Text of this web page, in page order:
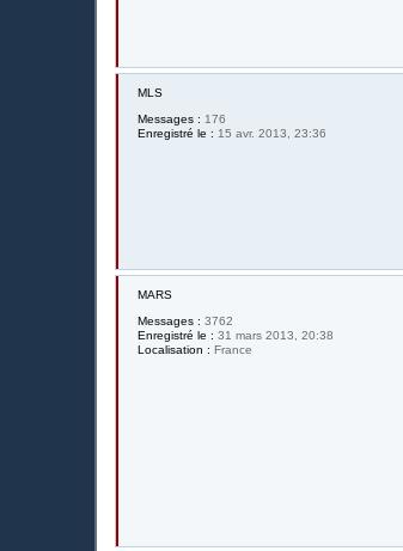
MLS
Messages : 176
Enregistré le : 15 avr. 2013, 23:36
MARS
Messages : 3762
Enregistré le : 31 mars 2013, 20:38
Localisation : France